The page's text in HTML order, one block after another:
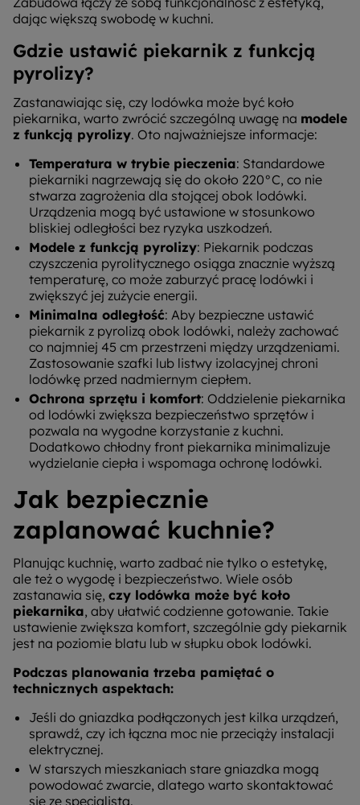
dając większą swobodę w kuchni.
Gdzie ustawić piekarnik z funkcją
pyrolizy?
Zastanawiając się, czy lodówka może być koło
piekarnika, warto zwrócić szczególną uwagę na modele
z funkcją pyrolizy. Oto najważniejsze informacje:
Temperatura w trybie pieczenia: Standardowe
piekarniki nagrzewają się do około 220°C, co nie
stwarza zagrożenia dla stojącej obok lodówki.
Urządzenia mogą być ustawione w stosunkowo
bliskiej odległości bez ryzyka uszkodzeń.
Modele z funkcją pyrolizy: Piekarnik podczas
czyszczenia pyrolitycznego osiąga znacznie wyższą
temperaturę, co może zaburzyć pracę lodówki i
zwiększyć jej zużycie energii.
Minimalna odległość: Aby bezpieczne ustawić
piekarnik z pyrolizą obok lodówki, należy zachować
co najmniej 45 cm przestrzeni między urządzeniami.
Zastosowanie szafki lub listwy izolacyjnej chroni
lodówkę przed nadmiernym ciepłem.
Ochrona sprzętu i komfort: Oddzielenie piekarnika
od lodówki zwiększa bezpieczeństwo sprzętów i
pozwala na wygodne korzystanie z kuchni.
Dodatkowo chłodny front piekarnika minimalizuje
wydzielanie ciepła i wspomaga ochronę lodówki.
Jak bezpiecznie
zaplanować kuchnie?
Planując kuchnię, warto zadbać nie tylko o estetykę,
ale też o wygodę i bezpieczeństwo. Wiele osób
zastanawia się, czy lodówka może być koło
piekarnika, aby ułatwić codzienne gotowanie. Takie
ustawienie zwiększa komfort, szczególnie gdy piekarnik
jest na poziomie blatu lub w słupku obok lodówki.
Podczas planowania trzeba pamiętać o
technicznych aspektach:
Jeśli do gniazdka podłączonych jest kilka urządzeń,
sprawdź, czy ich łączna moc nie przeciąży instalacji
elektrycznej.
W starszych mieszkaniach stare gniazdka mogą
powodować zwarcie, dlatego warto skontaktować
się ze specjalistą.